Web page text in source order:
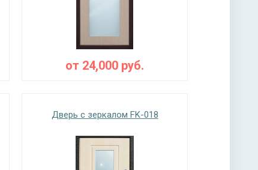
от 24,000 руб.
Дверь с зеркалом FK-018